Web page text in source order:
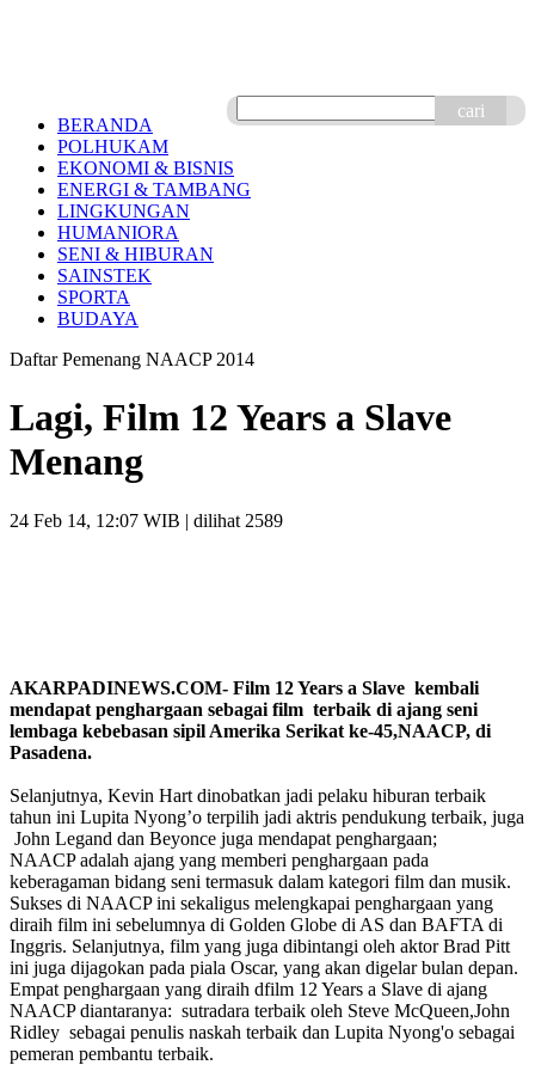
cari
BERANDA
POLHUKAM
EKONOMI & BISNIS
ENERGI & TAMBANG
LINGKUNGAN
HUMANIORA
SENI & HIBURAN
SAINSTEK
SPORTA
BUDAYA
Daftar Pemenang NAACP 2014
Lagi, Film 12 Years a Slave
Menang
24 Feb 14, 12:07 WIB | dilihat 2589
AKARPADINEWS.COM- Film 12 Years a Slave kembali
mendapat penghargaan sebagai film terbaik di ajang seni
lembaga kebebasan sipil Amerika Serikat ke-45,NAACP, di
Pasadena.
Selanjutnya, Kevin Hart dinobatkan jadi pelaku hiburan terbaik
tahun ini Lupita Nyong’o terpilih jadi aktris pendukung terbaik, juga
John Legand dan Beyonce juga mendapat penghargaan;
NAACP adalah ajang yang memberi penghargaan pada
keberagaman bidang seni termasuk dalam kategori film dan musik.
Sukses di NAACP ini sekaligus melengkapai penghargaan yang
diraih film ini sebelumnya di Golden Globe di AS dan BAFTA di
Inggris. Selanjutnya, film yang juga dibintangi oleh aktor Brad Pitt
ini juga dijagokan pada piala Oscar, yang akan digelar bulan depan.
Empat penghargaan yang diraih dfilm 12 Years a Slave di ajang
NAACP diantaranya: sutradara terbaik oleh Steve McQueen,John
Ridley sebagai penulis naskah terbaik dan Lupita Nyong'o sebagai
pemeran pembantu terbaik.